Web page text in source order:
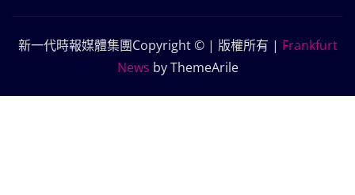
新一代時報媒體集團Copyright © | 版權所有 | Frankfurt
News by ThemeArile